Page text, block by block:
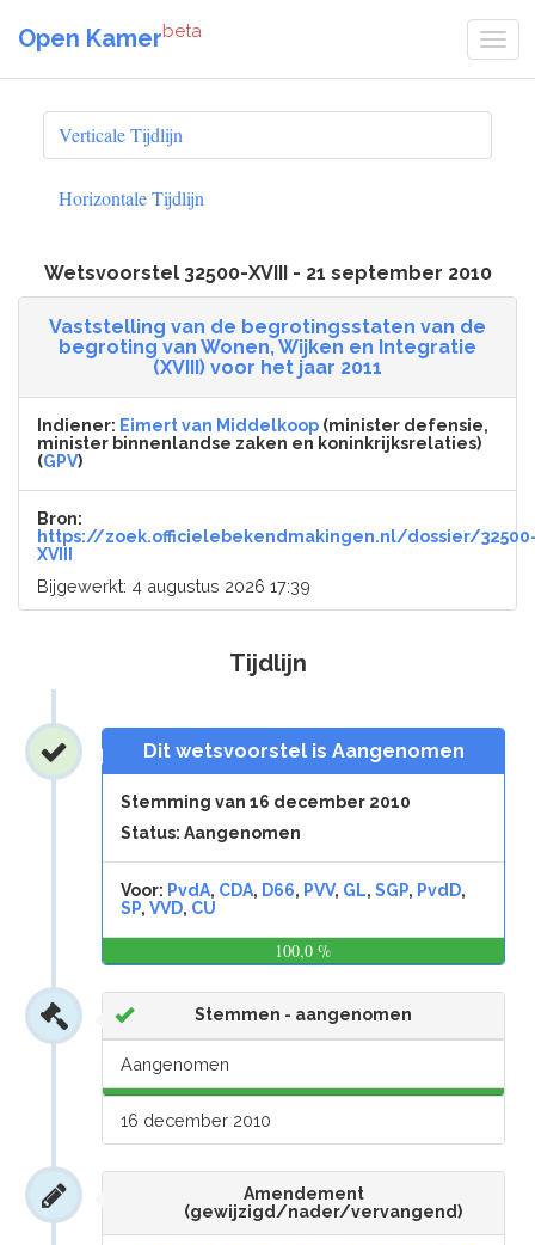
Open Kamerbeta
Verticale Tijdlijn
Horizontale Tijdlijn
Wetsvoorstel 32500-XVIII - 21 september 2010
Vaststelling van de begrotingsstaten van de
begroting van Wonen, Wijken en Integratie
(XVIII) voor het jaar 2011
Indiener: Eimert van Middelkoop (minister defensie,
minister binnenlandse zaken en koninkrijksrelaties)
(GPV)
Bron:
https://zoek.officielebekendmakingen.nl/dossier/
XVIII
Bijgewerkt: 4 augustus 2026 17:39
Tijdlijn
Dit wetsvoorstel is Aangenomen
Stemming van 16 december 2010
Status: Aangenomen
Voor: PvdA, CDA, D66, PVV, GL,SGP, PvdD,
SP,VVD, CU
100,0 %
Stemmen - aangenomen
Aangenomen
16 december 2010
Amendement
(gewijzigd/nader/vervangend)